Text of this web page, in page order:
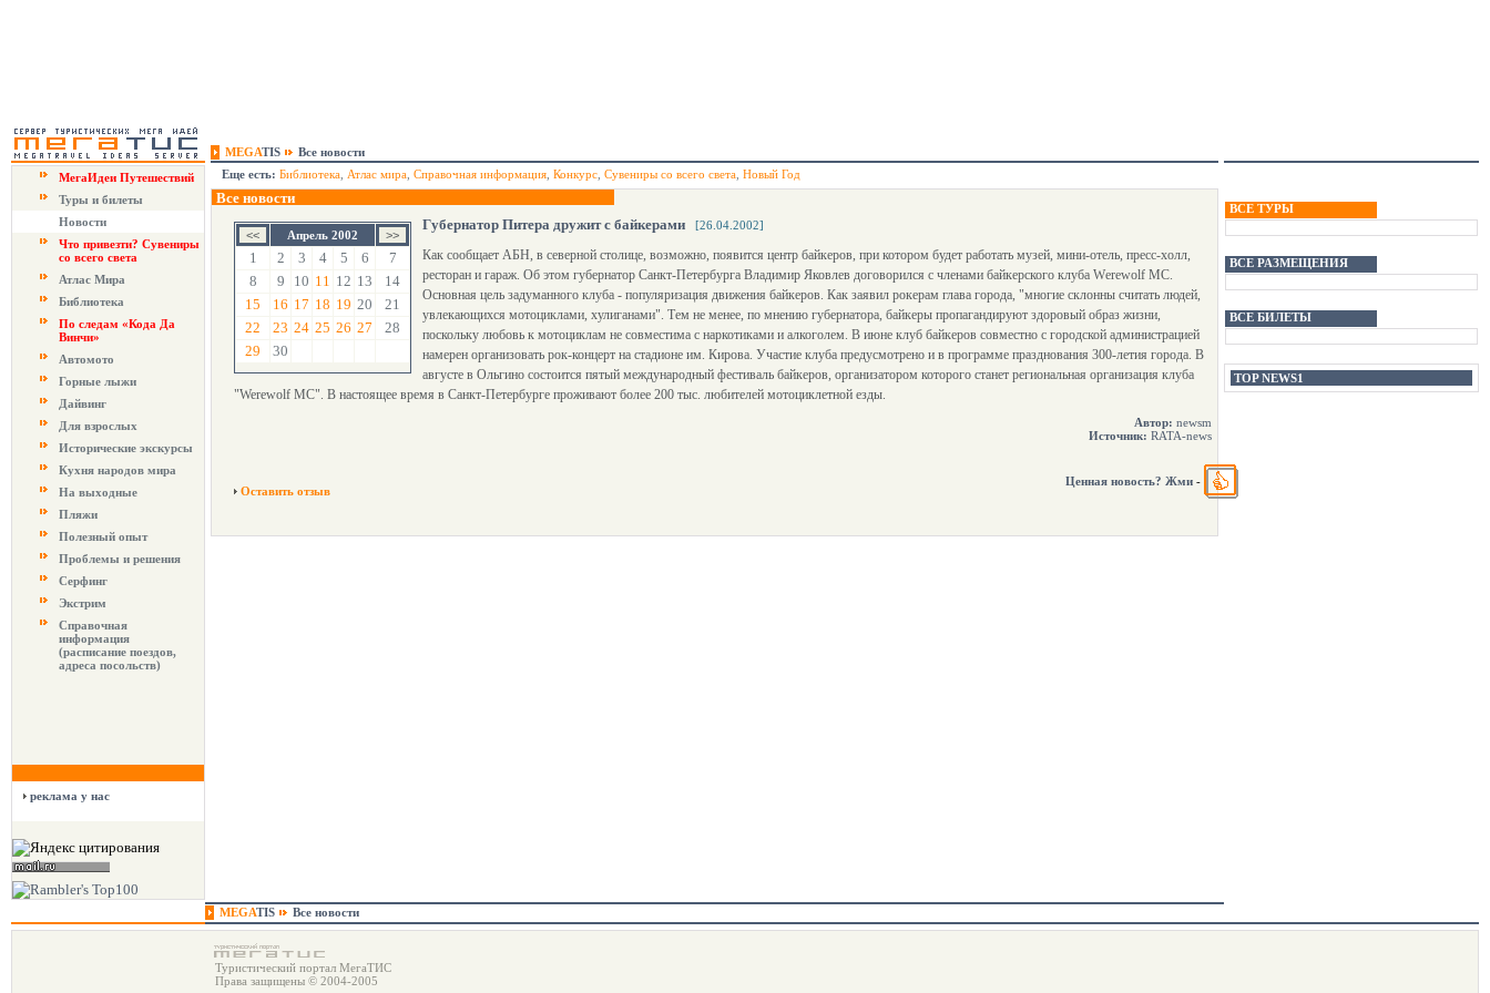
MEGATIS
Все новости
МегаИдеи Путешествий
Туры и билеты
Новости
Что привезти? Сувениры
со всего света
Атлас Мира
Библиотека
По следам «Кода Да
Винчи»
Автомото
Горные лыжи
Дайвинг
Для взрослых
Исторические экскурсы
Кухня народов мира
На выходные
Пляжи
Полезный опыт
Проблемы и решения
Серфинг
Экстрим
Справочная
информация
(расписание поездов,
адреса посольств)
реклама у нас
Еще есть: Библиотека Атлас мира Справочная информация Конкурс Сувениры со всего света Новый Год
Все новости
Апрель 2002
1 2 3 4 5 6
7
8
9 10 11 12 13
14
15
16 17 18 19 20
21
22
23 24 25 26 27
28
29
30
Губернатор Питера дружит с байкерами [26.04.2002]
Как сообщает АБН, в северной столице, возможно, появится центр байкеров, при котором будет работать музей, мини-отель, пресс-холл,
ресторан и гараж. Об этом губернатор Санкт-Петербурга Владимир Яковлев договорился с членами байкерского клуба Wеrewolf MC.
Основная цель задуманного клуба - популяризация движения байкеров. Как заявил рокерам глава города, "многие склонны считать людей,
увлекающихся мотоциклами, хулиганами". Тем не менее, по мнению губернатора, байкеры пропагандируют здоровый образ жизни,
поскольку любовь к мотоциклам не совместима с наркотиками и алкоголем. В июне клуб байкеров совместно с городской администрацией
намерен организовать рок-концерт на стадионе им. Кирова. Участие клуба предусмотрено и в программе празднования 300-летия города. В
августе в Ольгино состоится пятый международный фестиваль байкеров, организатором которого станет региональная организация клуба
"Werewolf MC". В настоящее время в Санкт-Петербурге проживают более 200 тыс. любителей мотоциклетной езды.
Автор: newsm
Источник: RATA-news
Оставить отзыв
Ценная новость? Жми -
ВСЕ ТУРЫ
ВСЕ РАЗМЕЩЕНИЯ
ВСЕ БИЛЕТЫ
TOP NEWS1
MEGATIS Все новости
Туристический портал МегаТИС
Права защищены © 2004-2005